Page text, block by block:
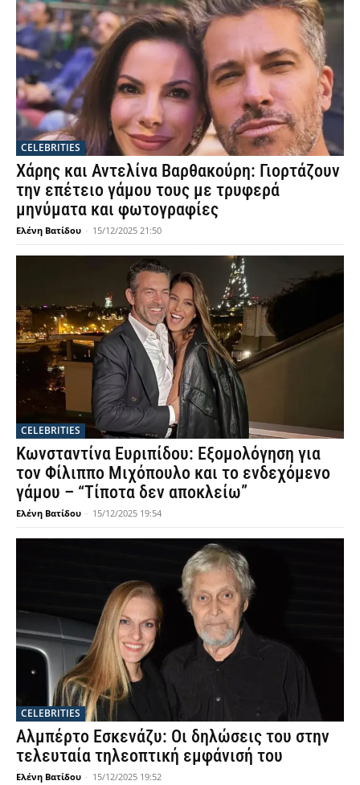
CELEBRITIES
Χάρης και Αντελίνα Βαρθακούρη: Γιορτάζουν
την επέτειο γάμου τους με τρυφερά
μηνύματα και φωτογραφίες
Ελένη Βατίδου - 15/12/2025 21:50
CELEBRITIES
Κωνσταντίνα Ευριπίδου: Εξομολόγηση για
τον Φίλιππο Μιχόπουλο και το ενδεχόμενο
γάμου – “Τίποτα δεν αποκλείω”
Ελένη Βατίδου - 15/12/2025 19:54
CELEBRITIES
Αλμπέρτο Εσκενάζυ: Οι δηλώσεις του στην
τελευταία τηλεοπτική εμφάνισή του
Ελένη Βατίδου - 15/12/2025 19:52